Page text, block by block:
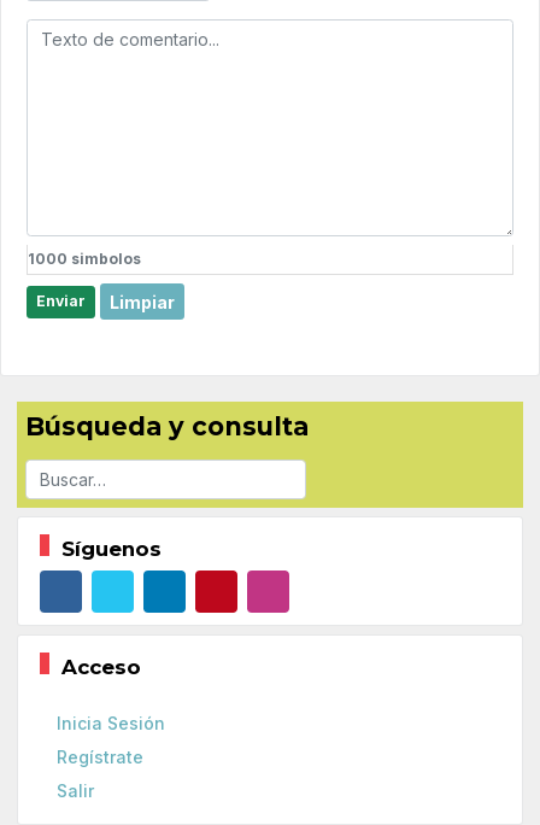
1000 simbolos
Enviar Limpiar
Búsqueda y consulta
Buscar
Síguenos
Acceso
Inicia Sesión
Regístrate
Salir